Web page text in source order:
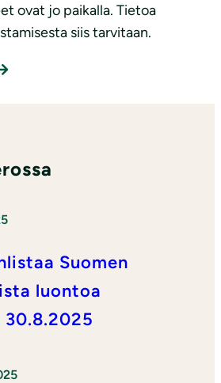
ovat jo paikalla. Tietoa
siis tarvitaan.
Suomen
luontoa
30.8.2025